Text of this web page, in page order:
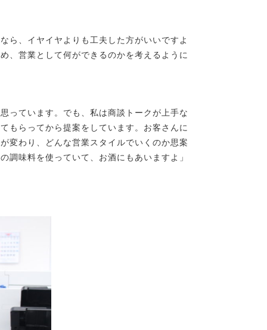
ら、イヤイヤよりも工夫した方がいいですよ
、営業として何ができるのかを考えるように
ています。でも、私は商談トークが上手な
もらってから提案をしています。お客さんに
変わり、どんな営業スタイルでいくのか思案
調味料を使っていて、お酒にもあいますよ」